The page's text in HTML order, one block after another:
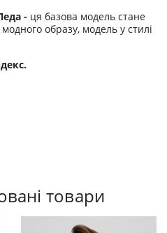
- ця базова модель стане
образу, модель у стилі
товари